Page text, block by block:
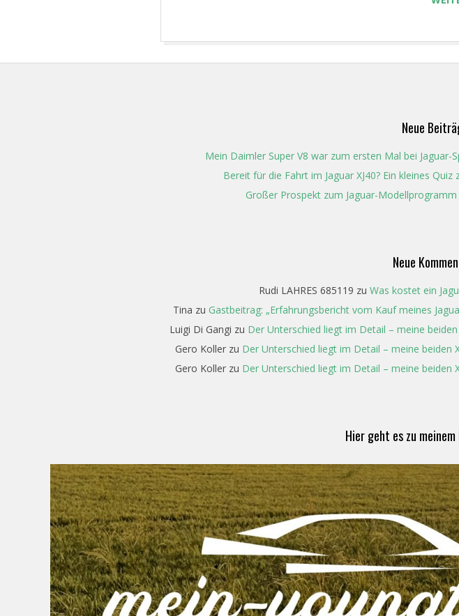
Neue
Mein Daimler Super V8 war zum ersten Mal bei
Bereit für die Fahrt im Jaguar XJ40? Ein kleines
Großer Prospekt zum Jaguar-
Neue
Rudi LAHRES 685119 zu Was kostet ein
Tina zu Gastbeitrag: „Erfahrungsbericht vom Kauf meines
Luigi Di Gangi zu Der Unterschied liegt im Detail – meine
Gero Kollerzu Der Unterschied liegt im Detail – meine beiden
Gero Kollerzu Der Unterschied liegt im Detail – meine beiden
Hier geht es zu